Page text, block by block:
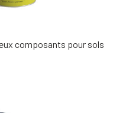
composants pour sols